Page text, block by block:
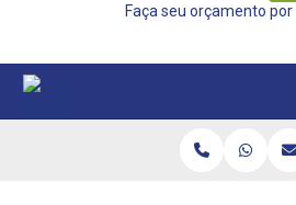
Faça seu orçamento